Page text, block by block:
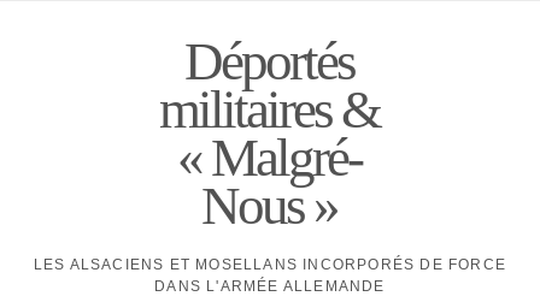
Déportés
militaires &
« Malgré-
Nous »
LES ALSACIENS ET MOSELLANS INCORPORÉS DE FORCE
DANS L'ARMÉE ALLEMANDE